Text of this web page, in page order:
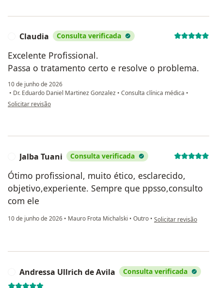
Claudia Consulta verificada
Excelente Profissional.
Passa o tratamento certo e resolve o problema.
10 de junho de 2026
• Dr. Eduardo Daniel Martinez Gonzalez • Consulta clínica médica •
na opinião do utilizador Claudia
Solicitar revisão
Jalba Tuani Consulta verificada
Ótimo profissional, muito ético, esclarecido,
objetivo,experiente. Sempre que ppsso,consulto
com ele
10 de junho de 2026 • Mauro Frota Michalski • Outro • na opinião do utilizador
Solicitar revisão
Andressa Ullrich de Avila Consulta verificada